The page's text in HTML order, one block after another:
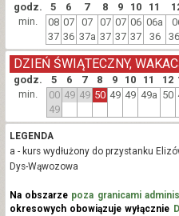
godz. 5 6 7 8 9 10 11
min.
08
37
07
36
07
37a
07
37
07
37
06
37
06a
36
godz. 5 6 7 8 9 10 11 12
DZIEŃ ŚWIĄTECZNY,
min.
00
49
49 49 50 49 49 49a 50
LEGENDA
a - kurs wydłużony do przystanku
Dys-Wąwozowa
Na obszarze poza granicami
okresowych obowiązuje wyłącznie